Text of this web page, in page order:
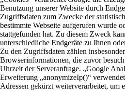
Benutzung unserer Website durch
Zugriffsdaten zum Zwecke der
bestimmte Webseite aufgerufen wurde
stattgefunden hat. Zu diesem Zweck
unterschiedliche Endgeräte zu Ihnen
Zu den Zugriffsdaten zählen
Browserinformationen, die zuvor
Uhrzeit der Serveranfrage. „Google
Erweiterung „anonymizeIp()“
Adressen gekürzt weiterverarbeitet, um